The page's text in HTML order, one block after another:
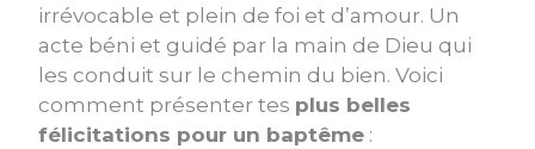
irrévocable et plein de foi et d’amour. Un
acte béni et guidé par la main de Dieu qui
les conduit sur le chemin du bien. Voici
comment présenter tes plus belles
félicitations pour un baptême :